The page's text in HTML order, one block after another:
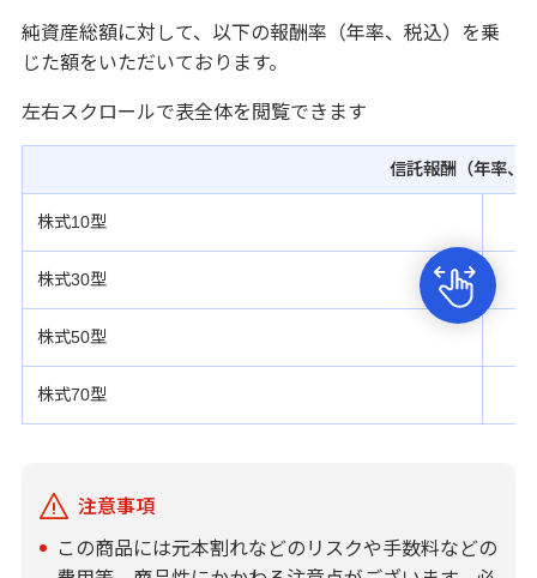
純資産総額に対して、以下の報酬率（年率、税込）を乗
じた額をいただいております。
左右スクロールで表全体を閲覧できます
信託報酬（年率、
株式10型
株式30型
株式50型
株式70型
注意事項
この商品には元本割れなどのリスクや手数料などの